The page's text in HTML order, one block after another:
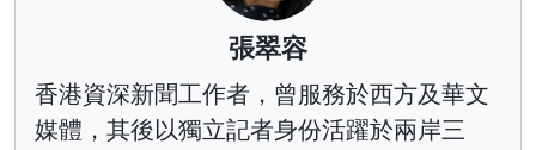
張翠容
香港資深新聞工作者，曾服務於西方及華文
媒體，其後以獨立記者身份活躍於兩岸三